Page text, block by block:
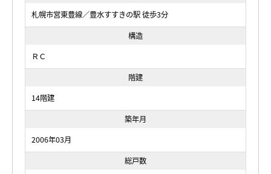
札幌市営東豊線／豊水すすきの駅 徒歩3分
構造
ＲＣ
階建
14階建
築年月
2006年03月
総戸数